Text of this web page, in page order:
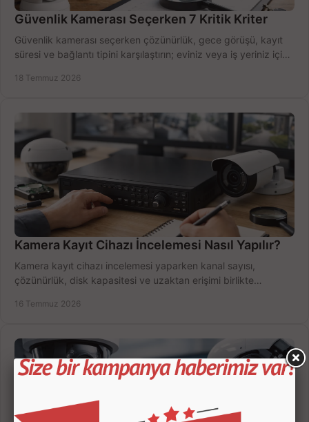
Güvenlik Kamerası Seçerken 7 Kritik Kriter
Güvenlik kamerası seçerken çözünürlük, gece görüşü, kayıt
süresi ve bağlantı tipini karşılaştırın; eviniz veya iş yeriniz için
18 Temmuz 2026
Kamera Kayıt Cihazı İncelemesi Nasıl Yapılır?
Kamera kayıt cihazı incelemesi yaparken kanal sayısı,
çözünürlük, disk kapasitesi ve uzaktan erişimi birlikte
16 Temmuz 2026